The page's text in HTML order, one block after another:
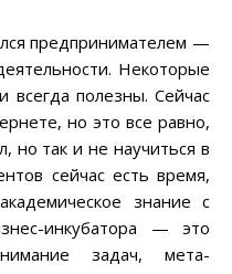
предпринимателем —
Некоторые
всегда полезны. Сейчас
но это все равно,
но так и не научиться в
сейчас есть время,
знание с
инкубатора — это
задач, мета-